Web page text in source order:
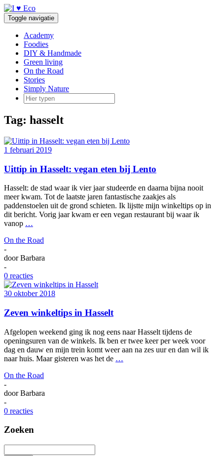
Doorgaan
naar
inhoud
Toggle navigatie
Academy
Foodies
DIY & Handmade
Green living
On the Road
Stories
Simply Nature
Tag: hasselt
1 februari 2019
Uittip in Hasselt: vegan eten bij Lento
Hasselt: de stad waar ik vier jaar studeerde en daarna bijna nooit
meer kwam. Tot de laatste jaren fantastische zaakjes als
paddenstoelen uit de grond schieten. Ik lijstte mijn winkeltips op in
dit bericht. Vorig jaar kwam er een vegan restaurant bij waar ik
vanop …
On the Road
-
doorBarbara
-
0 reacties
30 oktober 2018
Zeven winkeltips in Hasselt
Afgelopen weekend ging ik nog eens naar Hasselt tijdens de
openingsuren van de winkels. Ik ben er twee keer per week voor
dag en dauw en mijn trein komt weer aan na zes uur en dan wil ik
naar huis. Maar gisteren was het de …
On the Road
-
doorBarbara
-
0 reacties
Zoeken